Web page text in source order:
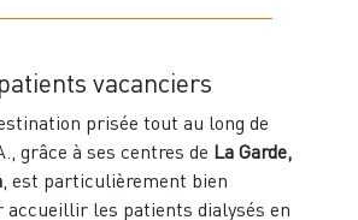
vacanciers
prisée tout au long de
grâce à ses centres de La Garde,
, est particulièrement bien
accueillir les patients dialysés en